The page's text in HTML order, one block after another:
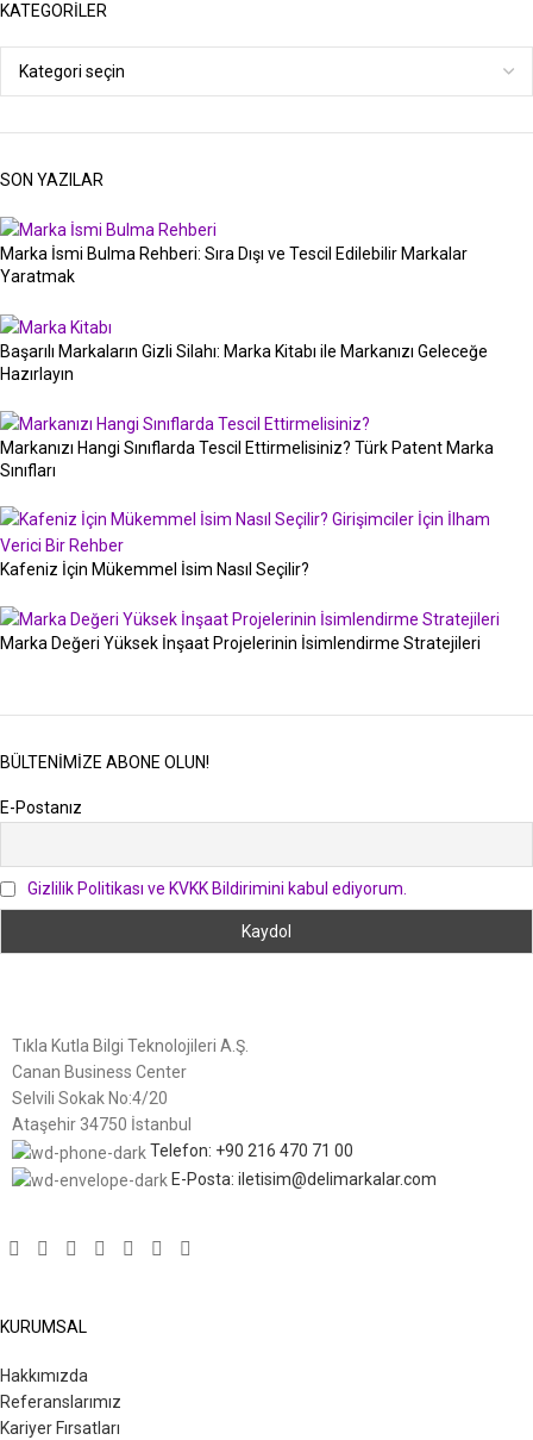
KATEGORILER
SON YAZILAR
Marka İsmi Bulma Rehberi: Sıra Dışı ve Tescil Edilebilir Markalar
Yaratmak
Başarılı Markaların Gizli Silahı: Marka Kitabı ile Markanızı Geleceğe
Hazırlayın
Markanızı Hangi Sınıflarda Tescil Ettirmelisiniz? Türk Patent Marka
Sınıfları
Kafeniz İçin Mükemmel İsim Nasıl Seçilir?
Marka Değeri Yüksek İnşaat Projelerinin İsimlendirme Stratejileri
BÜLTENIMIZE ABONE OLUN!
E-Postanız
Gizlilik Politikası ve KVKK Bildirimini kabul ediyorum.
Tıkla Kutla Bilgi Teknolojileri A.Ş.
Canan Business Center
Selvili Sokak No:4/20
Ataşehir 34750 İstanbul
Telefon: +90 216 470 71 00
E-Posta: iletisim@delimarkalar.com
KURUMSAL
Hakkımızda
Referanslarımız
Kariyer Fırsatları